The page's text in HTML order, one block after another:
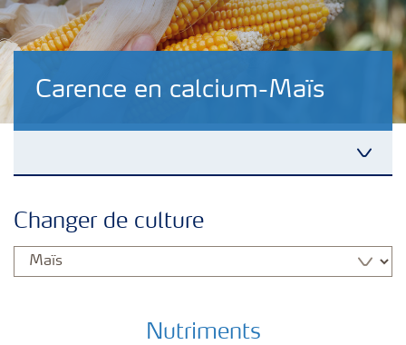
Carence en calcium-Maïs
Engrais
Outils et services
Changer de culture
Nutriments